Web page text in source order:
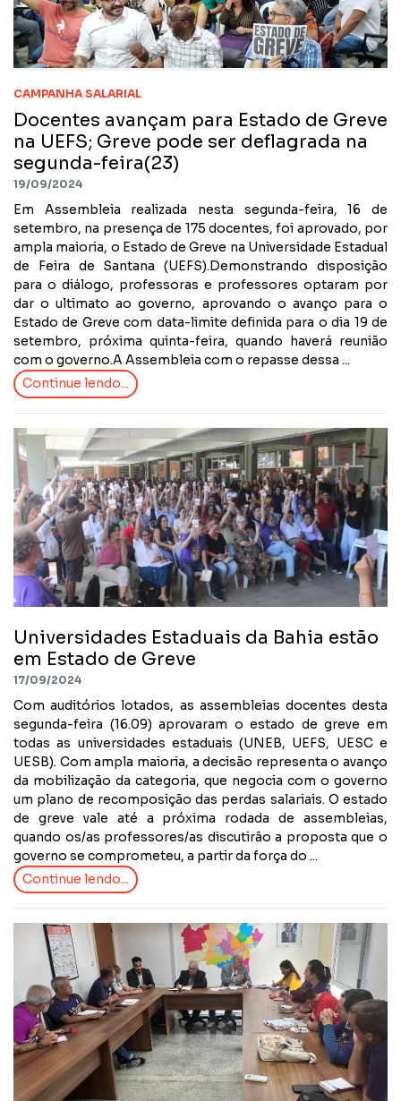
CAMPANHA SALARIAL
Docentes avançam para Estado de Greve
na UEFS; Greve pode ser deflagrada na
segunda-feira(23)
19/09/2024
Em Assembleia realizada nesta segunda-feira, 16 de
setembro, na presença de 175 docentes, foi aprovado, por
ampla maioria, o Estado de Greve na Universidade Estadual
de Feira de Santana (UEFS).Demonstrando disposição
para o diálogo, professoras e professores optaram por
dar o ultimato ao governo, aprovando o avanço para o
Estado de Greve com data-limite definida para o dia 19 de
setembro, próxima quinta-feira, quando haverá reunião
com o governo.A Assembleia com o repasse dessa ...
Continue lendo...
Universidades Estaduais da Bahia estão
em Estado de Greve
17/09/2024
Com auditórios lotados, as assembleias docentes desta
segunda-feira (16.09) aprovaram o estado de greve em
todas as universidades estaduais (UNEB, UEFS, UESC e
UESB). Com ampla maioria, a decisão representa o avanço
da mobilização da categoria, que negocia com o governo
um plano de recomposição das perdas salariais. O estado
de greve vale até a próxima rodada de assembleias,
quando os/as professores/as discutirão a proposta que o
governo se comprometeu, a partir da força do ...
Continue lendo...